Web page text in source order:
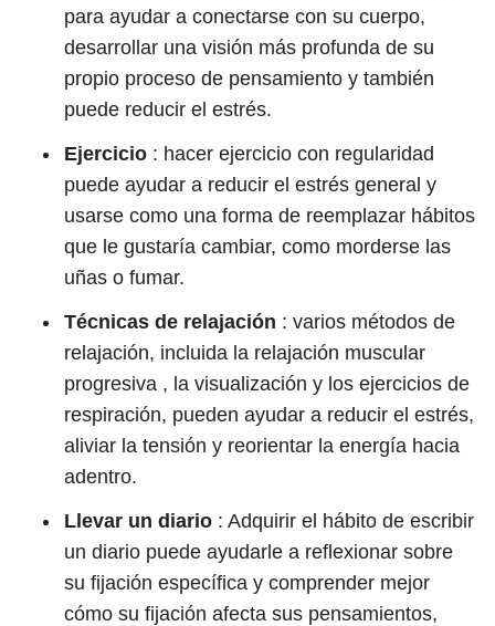
para ayudar a conectarse con su cuerpo,
desarrollar una visión más profunda de su
propio proceso de pensamiento y también
puede reducir el estrés.
Ejercicio : hacer ejercicio con regularidad
puede ayudar a reducir el estrés general y
usarse como una forma de reemplazar hábitos
que le gustaría cambiar, como morderse las
uñas o fumar.
Técnicas de relajación : varios métodos de
relajación, incluida la relajación muscular
progresiva , la visualización y los ejercicios de
respiración, pueden ayudar a reducir el estrés,
aliviar la tensión y reorientar la energía hacia
adentro.
Llevar un diario : Adquirir el hábito de escribir
un diario puede ayudarle a reflexionar sobre
su fijación específica y comprender mejor
cómo su fijación afecta sus pensamientos,